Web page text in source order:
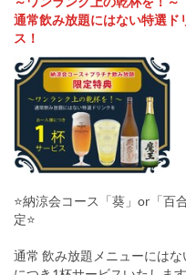
通常飲み放題にはない特選
ス！
⭐納涼会コース「葵」or「百
定⭐
通常 飲み放題メニューには